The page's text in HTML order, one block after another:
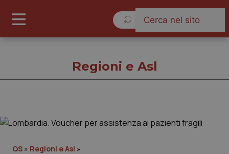
Cronache
Regioni e Asl
QS » Regioni e Asl »